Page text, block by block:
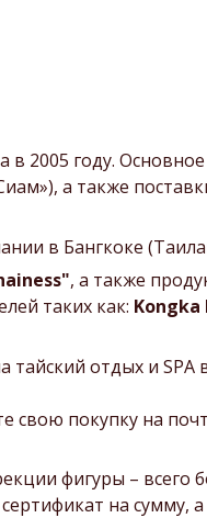
в 2005 году. Основное
а также
в Бангкоке
, а также
таких как: Kongka
тайский отдых и SPA
свою покупку на
фигуры – всего
на сумму, а